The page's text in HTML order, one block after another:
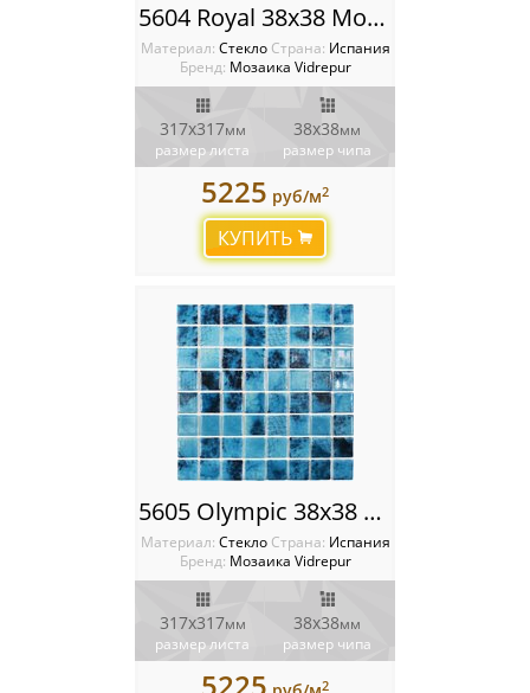
5604 Royal 38x38 Мозаика Vidrepur Nature
Материал: Стекло Cтрана: Испания
Бренд: Мозаика Vidrepur
317х317мм
размер листа
38х38мм
размер чипа
5225 руб/м2
КУПИТЬ
5605 Olympic 38x38 Мозаика Vidrepur Nature
Материал: Стекло Cтрана: Испания
Бренд: Мозаика Vidrepur
317х317мм
размер листа
38х38мм
размер чипа
2